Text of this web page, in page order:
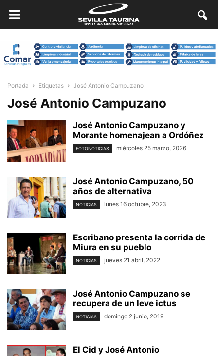
Portada Etiquetas José Antonio Campuzano
José Antonio Campuzano
José Antonio Campuzano y
Morante homenajean a Ordóñez
FOTONOTICIAS miércoles 25 marzo, 2026
José Antonio Campuzano, 50
años de alternativa
NOTICIAS lunes 16 octubre, 2023
Escribano presenta la corrida de
Miura en su pueblo
NOTICIAS jueves 21 abril, 2022
José Antonio Campuzano se
recupera de un leve ictus
NOTICIAS domingo 2 junio, 2019
El Cid y José Antonio